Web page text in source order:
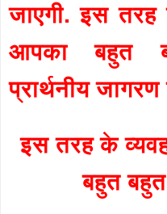
जाएगी. इस
आपका बहुत
प्रार्थनीय
इस तरह के
बहुत